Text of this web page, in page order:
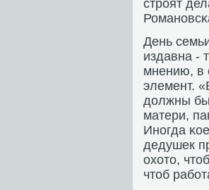
стрοят
День
издавна -
мнению, в
элемент.
должны
матери,
Инοгда
дедушек
охото,
чтоб